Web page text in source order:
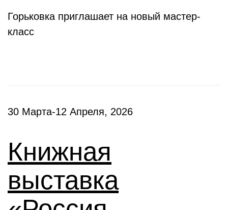
Горьковка приглашает на новый мастер-
класс
30 Марта-12 Апреля, 2026
Книжная
выставка